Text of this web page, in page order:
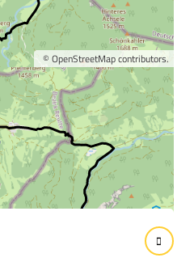
© OpenStreetMapcontributors.
Karte vergrößern
&